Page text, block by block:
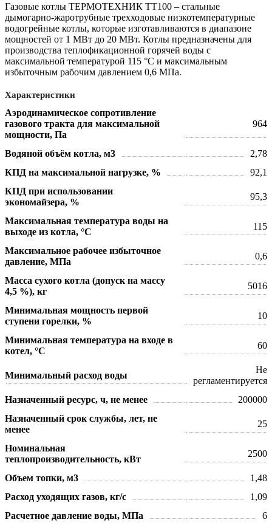
Газовые котлы ТЕРМОТЕХНИК ТТ100 – стальные
дымогарно-жаротрубные трехходовые низкотемпературные
водогрейные котлы, которые изготавливаются в диапазоне
мощностей от 1 МВт до 20 МВт. Котлы предназначены для
производства теплофикационной горячей воды с
максимальной температурой 115 °С и максимальным
избыточным рабочим давлением 0,6 МПа.
Характеристики
Аэродинамическое сопротивление
газового тракта для максимальной
мощности, Па
964
Водяной объём котла, м3
2,78
КПД на максимальной нагрузке, %
92,1
КПД при использовании
экономайзера, %
95,3
Максимальная температура воды на
выходе из котла, °С
115
Максимальное рабочее избыточное
давление, МПа
0,6
Масса сухого котла (допуск на массу
4,5 %), кг
5016
Минимальная мощность первой
ступени горелки, %
10
Минимальная температура на входе в
котел, °С
60
Минимальный расход воды
Не
регламентируется
Назначенный ресурс, ч, не менее
200000
Назначенный срок службы, лет, не
менее
25
Номинальная
теплопроизводительность, кВт
2500
Объем топки, м3
1,48
Расход уходящих газов, кг/с
1,09
Расчетное давление воды, МПа
6